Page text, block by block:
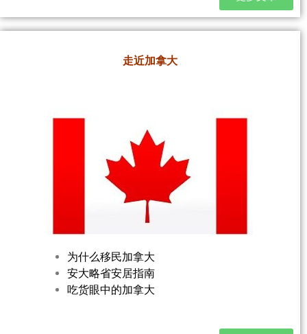
走近加拿大
为什么移民加拿大
安大略省安居指南
吃货眼中的加拿大